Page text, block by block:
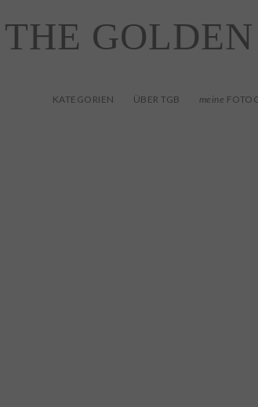
THE
KATEGORIEN ÜBER TGB meine